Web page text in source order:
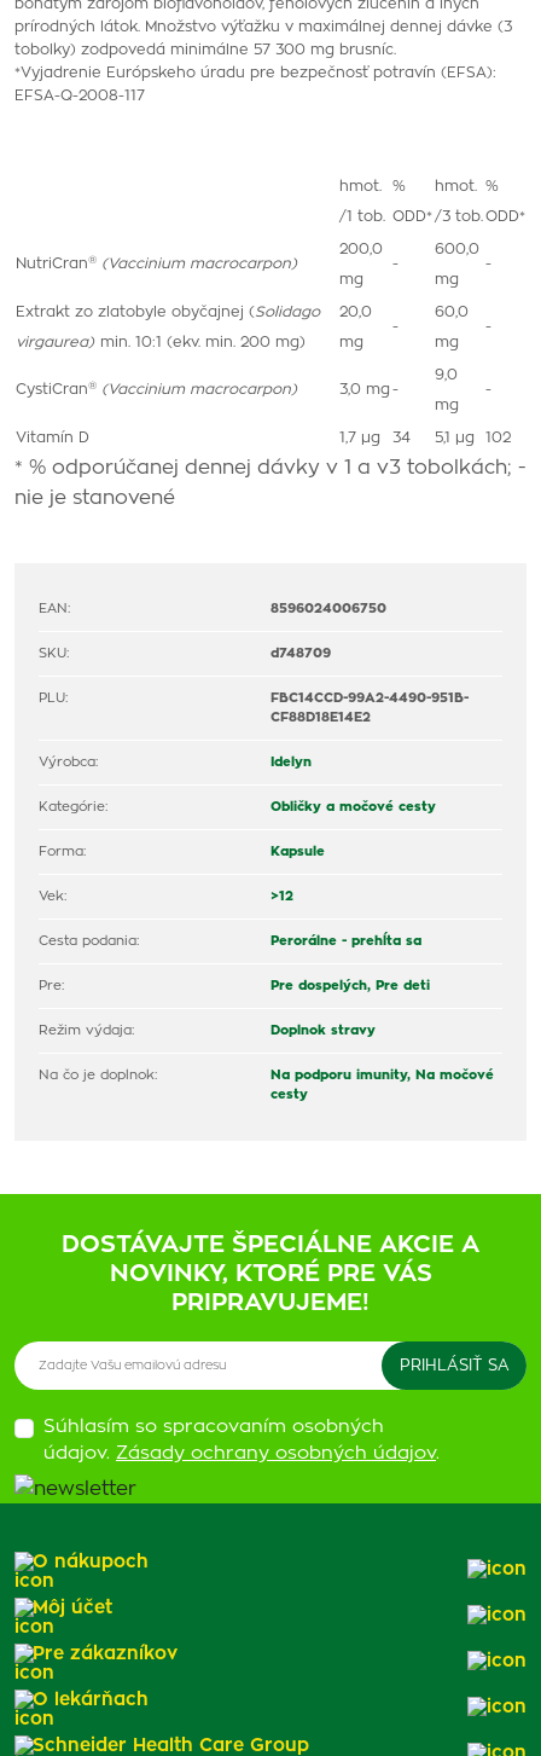
bohatým zdrojom bioflavonoidov, fenolových zlúčenín a iných
prírodných látok. Množstvo výťažku v maximálnej dennej dávke (3
tobolky) zodpovedá minimálne 57 300 mg brusníc.
*Vyjadrenie Európskeho úradu pre bezpečnosť potravín (EFSA):
EFSA-Q-2008-117
hmot.
/1 tob.
%
ODD*
hmot.
/3 tob.
%
ODD*
NutriCran® (Vaccinium macrocarpon)
200,0
mg
-
600,0
mg
-
Extrakt zo zlatobyle obyčajnej (Solidago
virgaurea) min. 10:1 (ekv. min. 200 mg)
20,0
mg
-
60,0
mg
-
CystiCran® (Vaccinium macrocarpon) 3,0 mg -
9,0
mg
-
Vitamín D 1,7 µg 34 5,1 µg 102
* % odporúčanej dennej dávky v 1 a v3 tobolkách; -
nie je stanovené
EAN: 8596024006750
SKU: d748709
PLU:
FBC14CCD-99A2-4490-951B-
CF88D18E14E2
Výrobca: Idelyn
Kategórie: Obličky a močové cesty
Forma: Kapsule
Vek: >12
Cesta podania: Perorálne - prehĺta sa
Pre: Pre dospelých, Pre deti
Režim výdaja: Doplnok stravy
Na čo je doplnok: Na podporu imunity, Na močové
cesty
DOSTÁVAJTE ŠPECIÁLNE AKCIE A
NOVINKY, KTORÉ PRE VÁS
PRIPRAVUJEME!
Súhlasím so spracovaním osobných
údajov. Zásady ochrany osobných údajov.
O nákupoch
Môj účet
Pre zákazníkov
O lekárňach
Schneider Health Care Group